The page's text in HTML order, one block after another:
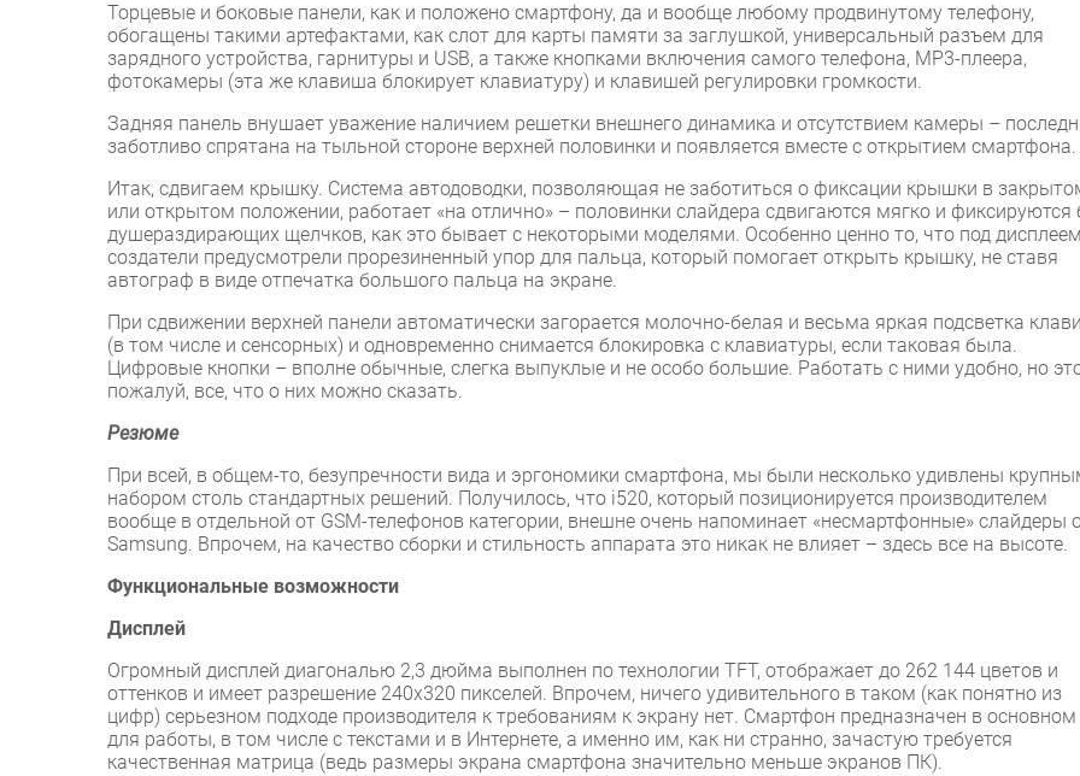
Торцевые и боковые панели, как и положено смартфону, да и вообще любому продвинутому телефону,
обогащены такими артефактами, как слот для карты памяти за заглушкой, универсальный разъем для
зарядного устройства, гарнитуры и USB, а также кнопками включения самого телефона, МР3-плеера,
фотокамеры (эта же клавиша блокирует клавиатуру) и клавишей регулировки громкости.
Задняя панель внушает уважение наличием решетки внешнего динамика и отсутствием камеры –
заботливо спрятана на тыльной стороне верхней половинки и появляется вместе с открытием смартфона.
Итак, сдвигаем крышку. Система автодоводки, позволяющая не заботиться о фиксации крышки в
или открытом положении, работает «на отлично» – половинки слайдера сдвигаются мягко и фиксируются
душераздирающих щелчков, как это бывает с некоторыми моделями. Особенно ценно то, что под дисплеем
создатели предусмотрели прорезиненный упор для пальца, который помогает открыть крышку, не ставя
автограф в виде отпечатка большого пальца на экране.
При сдвижении верхней панели автоматически загорается молочно-белая и весьма яркая подсветка
(в том числе и сенсорных) и одновременно снимается блокировка с клавиатуры, если таковая была.
Цифровые кнопки – вполне обычные, слегка выпуклые и не особо большие. Работать с ними удобно, но
пожалуй, все, что о них можно сказать.
Резюме
При всей, в общем-то, безупречности вида и эргономики смартфона, мы были несколько удивлены
набором столь стандартных решений. Получилось, что i520, который позиционируется производителем
вообще в отдельной от GSM-телефонов категории, внешне очень напоминает «несмартфонные» слайдеры
Samsung. Впрочем, на качество сборки и стильность аппарата это никак не влияет – здесь все на высоте.
Функциональные возможности
Дисплей
Огромный дисплей диагональю 2,3 дюйма выполнен по технологии TFT, отображает до 262 144 цветов и
оттенков и имеет разрешение 240х320 пикселей. Впрочем, ничего удивительного в таком (как понятно из
цифр) серьезном подходе производителя к требованиям к экрану нет. Смартфон предназначен в основном
для работы, в том числе с текстами и в Интернете, а именно им, как ни странно, зачастую требуется
качественная матрица (ведь размеры экрана смартфона значительно меньше экранов ПК).